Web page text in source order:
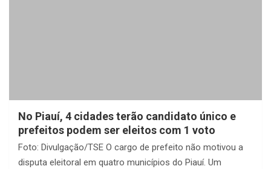
No Piauí, 4 cidades terão candidato único e
prefeitos podem ser eleitos com 1 voto
Foto: Divulgação/TSE O cargo de prefeito não motivou a
disputa eleitoral em quatro municípios do Piauí. Um